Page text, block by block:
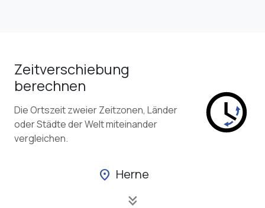
Zeitverschiebung
berechnen
Die Ortszeit zweier Zeitzonen, Länder
oder Städte der Welt miteinander
vergleichen.
location_on Herne
keyboard_double_arrow_down